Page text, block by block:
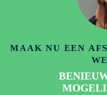
MAAK NU EEN